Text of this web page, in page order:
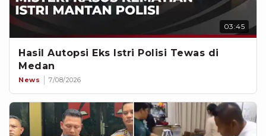
03:45
Hasil Autopsi Eks Istri Polisi Tewas di
Medan
News 7/08/2026